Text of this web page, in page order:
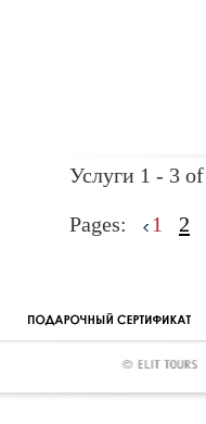
Услуги 1 - 3
Pages: 1 2